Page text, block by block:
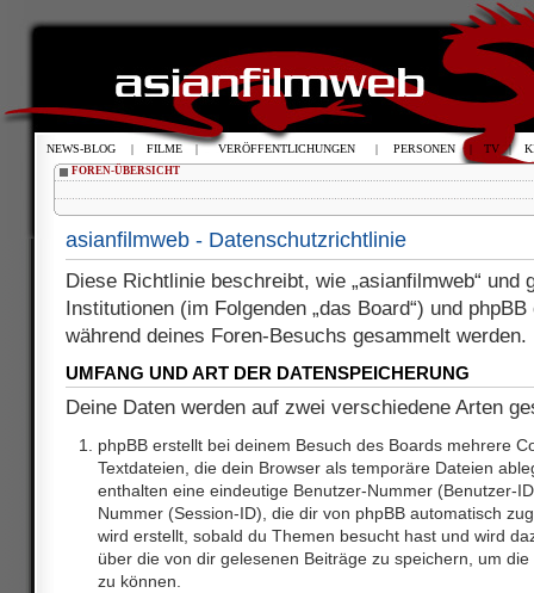
FOREN-ÜBERSICHT
asianfilmweb - Datenschutzrichtlinie
Diese Richtlinie beschreibt, wie „asianfilmweb“ und
Institutionen (im Folgenden „das Board“) und
während deines Foren-Besuchs gesammelt werden.
UMFANG UND ART DER DATENSPEICHERUNG
Deine Daten werden auf zwei verschiedene Arten
phpBB erstellt bei deinem Besuch des Boards mehrere
Textdateien, die dein Browser als temporäre Dateien
enthalten eine eindeutige Benutzer-Nummer (Benutzer-
Nummer (Session-ID), die dir von phpBB automatisch
wird erstellt, sobald du Themen besucht hast und wird
über die von dir gelesenen Beiträge zu speichern, um
zu können.
NEWS-BLOG | FILME | VERÖFFENTLICHUNGEN | PERSONEN | TV |